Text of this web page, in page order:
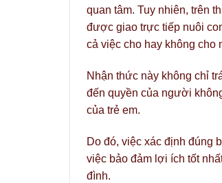
quan tâm. Tuy nhiên, trên
được giao trực tiếp nuôi
cả việc cho hay không cho
Nhận thức này không chỉ
đến quyền của người
của trẻ em.
Do đó, việc xác định đúng
việc bảo đảm lợi ích tốt
đình.